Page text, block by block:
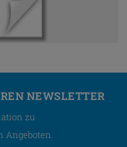
NEWSLETTER
zu
Angeboten.